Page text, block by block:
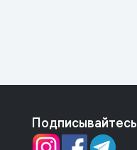
Подписывайтесь